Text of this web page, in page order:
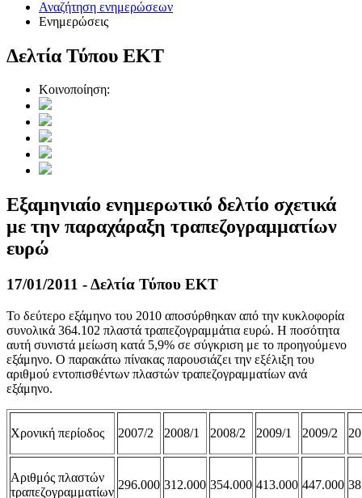
Αναζήτηση ενημερώσεων
Ενημερώσεις
Δελτία Τύπου ΕΚΤ
Κοινοποίηση:
Εξαμηνιαίο ενημερωτικό δελτίο σχετικά
με την παραχάραξη τραπεζογραμματίων
ευρώ
17/01/2011 - Δελτία Τύπου ΕΚΤ
Το δεύτερο εξάμηνο του 2010 αποσύρθηκαν από την κυκλοφορία
συνολικά 364.102 πλαστά τραπεζογραμμάτια ευρώ. Η ποσότητα
αυτή συνιστά μείωση κατά 5,9% σε σύγκριση με το προηγούμενο
εξάμηνο. Ο παρακάτω πίνακας παρουσιάζει την εξέλιξη του
αριθμού εντοπισθέντων πλαστών τραπεζογραμματίων ανά
εξάμηνο.
Χρονική περίοδος 2007/2 2008/1 2008/2 2009/1 2009/2
Αριθμός πλαστών
τραπεζογραμματίων
296.000 312.000 354.000 413.000 447.000